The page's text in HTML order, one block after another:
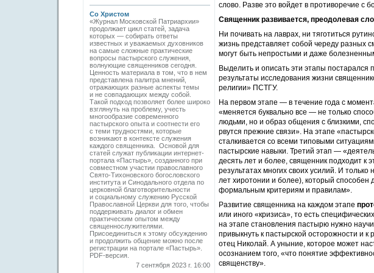
Со Христом
«Журнал Московской Патриархии»
продолжает цикл статей, задача
которых — собирать ответы
известных и уважаемых духовников
на самые сложные практические
вопросы пастырского служения,
волнующие священников сегодня.
Ценность материала в том, что в нем
представлена палитра мнений,
отражающих разные аспекты темы
и не совпадающих между собой.
Такой подход позволяет более широко
взглянуть на проблему, учесть
многообразие современного
пастырского опыта и соотнести его
с теми трудностями, которые
возникают в контексте служения
каждого священника. Основой для
статей служат публикации интернет-
портала «Пастырь», созданного при
совместном участии православного
Свято-Тихоновского богословского
института и Синодального отдела по
церковной благотворительности
и социальному служению Русской
Православной Церкви для того, чтобы
поддерживать диалог и обмен
практическим опытом между
священнослужителями.
Присоединиться к этому обсуждению
и продолжить общение можно после
регистрации на портале «Пастырь».
PDF-версия.
7 сентября 2023 г. 16:00
слово. Разве это войдет в противоречие с
Священник развивается, преодолевая
Ни почивать на лаврах, ни тяготиться
жизнь представляет собой череду разных
могут быть непростыми и даже
Выделить и описать эти этапы постарался
результаты исследования жизни
религии» ПСТГУ.
На первом этапе — в течение года с
«меняется буквально все — не только
людьми, но и образ общения с близкими,
рвутся прежние связи». На этапе
сталкивается со всеми типовыми
пастырские навыки. Третий этап —
десять лет и более, священник подходит к
результатах многих своих усилий. И
лет хиротонии и более), который способен
формальным критериям и правилам».
Развитие священника на каждом этапе
или иного «кризиса», то есть
на этапе становления пастырю нужно
привыкнуть к пастырской осторожности и
отец Николай. А уныние, которое может
осознанием того, «что понятие
священству».